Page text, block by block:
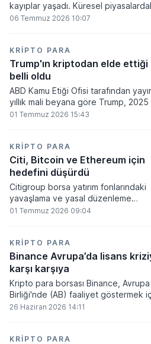
kayıplar yaşadı. Küresel
baskısı ve artan faiz baskısının
06 Temmuz 2026 10:07
KRIPTO PARA
Trump'ın kriptodan elde ettiği
belli oldu
ABD Kamu Etiği Ofisi tarafından
yıllık mali beyana göre Trump, 2025
kripto para ve memecoin
01 Temmuz 2026 15:43
KRIPTO PARA
Citi, Bitcoin ve Ethereum için
hedefini düşürdü
Citigroup borsa yatırım fonlarındaki
yavaşlama ve yasal düzenleme
beklentilerinin zayıflaması üzerine
01 Temmuz 2026 09:04
KRIPTO PARA
Binance Avrupa’da lisans
karşı karşıya
Kripto para borsası Binance, Avrupa
Birliği'nde (AB) faaliyet göstermek
gerekli düzenleyici onayları alamadı.
26 Haziran 2026 14:11
KRIPTO PARA